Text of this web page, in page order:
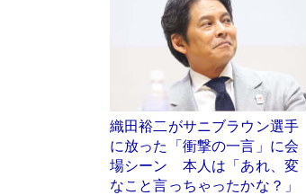
織田裕二がサニブラウン選手
に放った「衝撃の一言」に会
場シーン 本人は「あれ、変
なこと言っちゃったかな？」